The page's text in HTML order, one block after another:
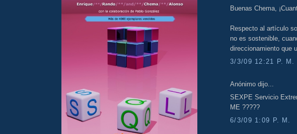
Buenas Chema,
Respecto al artículo
no es sostenible,
direccionamiento que
3/3/09 12:21 P. M.
Anónimo dijo...
SEXPE Servicio
ME ?????
6/3/09 1:09 P. M.